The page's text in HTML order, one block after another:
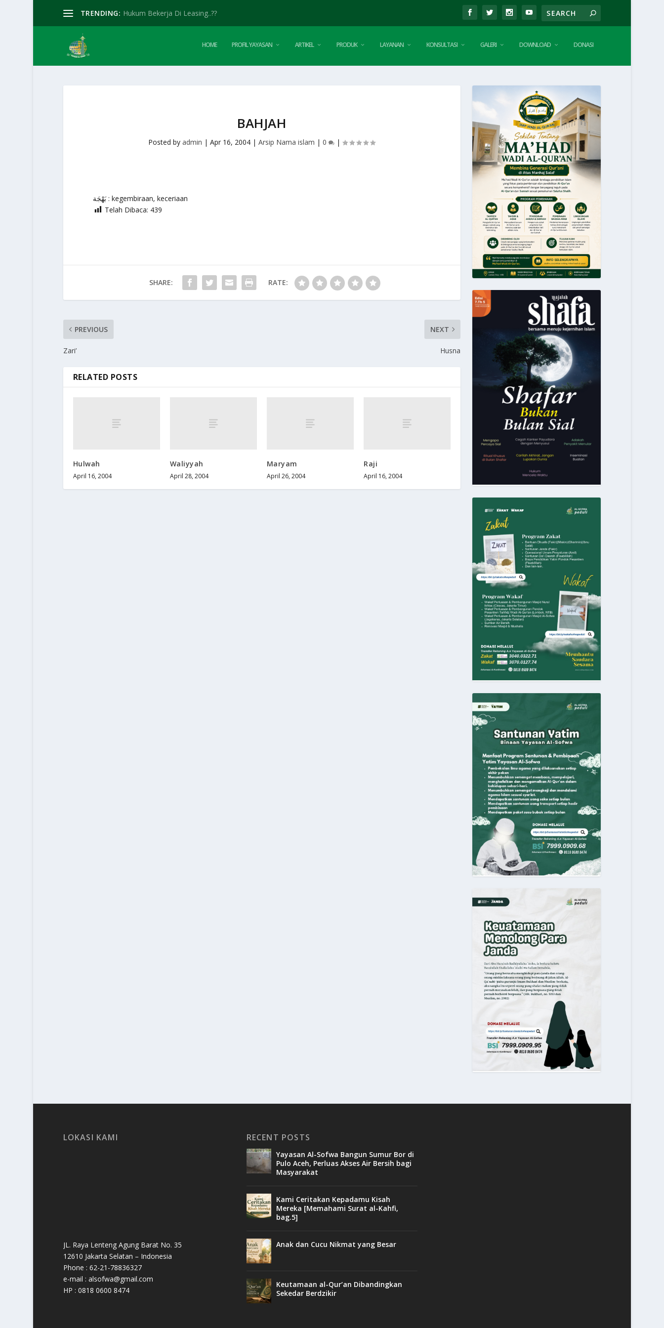
TRENDING: Hukum Bekerja Di Leasing..??
HOME PROFIL YAYASAN ARTIKEL PRODUK LAYANAN KONSULTASI GALERI DOWNLOAD DONASI
BAHJAH
Posted byadmin |Apr 16, 2004 |Arsip Nama islam |0 |
بَهْجَة : kegembiraan, keceriaan
Telah Dibaca: 439
SHARE: RATE:
PREVIOUS
Zari’
NEXT
Husna
RELATED POSTS
Hulwah
April 16, 2004
Waliyyah
April 28, 2004
Maryam
April 26, 2004
Raji
April 16, 2004
LOKASI KAMI
JL. Raya Lenteng Agung Barat No. 35
12610 Jakarta Selatan – Indonesia
Phone : 62-21-78836327
e-mail : alsofwa@gmail.com
HP : 0818 0600 8474
RECENT POSTS
Yayasan Al-Sofwa Bangun Sumur Bor di
Pulo Aceh, Perluas Akses Air Bersih bagi
Masyarakat
Kami Ceritakan Kepadamu Kisah
Mereka [Memahami Surat al-Kahfi,
bag.5]
Anak dan Cucu Nikmat yang Besar
Keutamaan al-Qur’an Dibandingkan
Sekedar Berdzikir